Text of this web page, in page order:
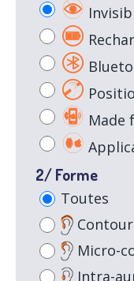
Made
2/ Forme
Toutes
Contour
Micro-
Intra-